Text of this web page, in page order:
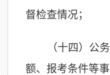
督检查情况；
（十四）公
额、报考条件等